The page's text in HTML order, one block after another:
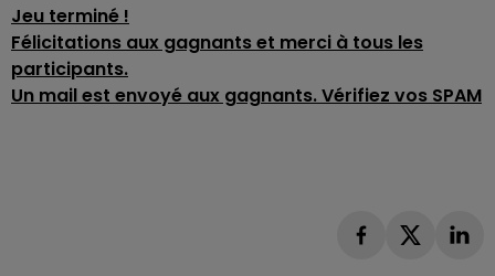
Jeu terminé !
Félicitations aux gagnants et merci à tous les
participants.
Un mail est envoyé aux gagnants. Vérifiez vos SPAM